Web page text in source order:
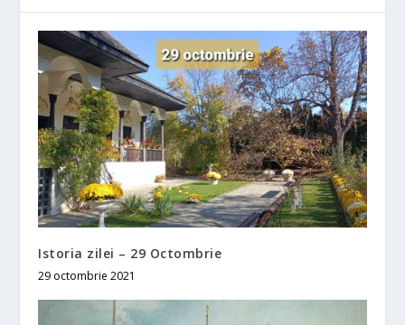
Istoria zilei – 29 Octombrie
29 octombrie 2021